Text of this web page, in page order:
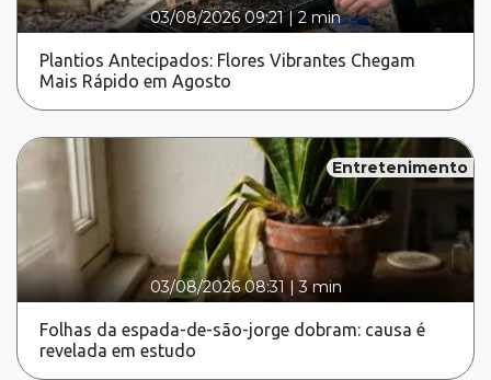
03/08/2026 09:21|2 min
Plantios Antecipados: Flores Vibrantes Chegam
Mais Rápido em Agosto
Entretenimento
03/08/2026 08:31 |3 min
Folhas da espada-de-são-jorge dobram: causa é
revelada em estudo